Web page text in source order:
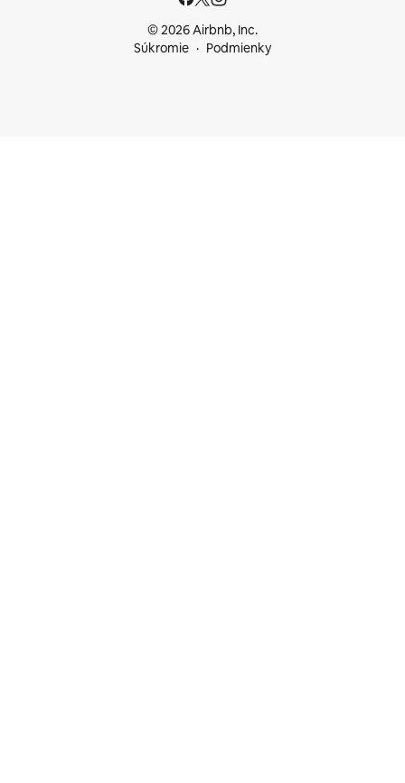
© 2026 Airbnb, Inc.
Súkromie
Podmienky